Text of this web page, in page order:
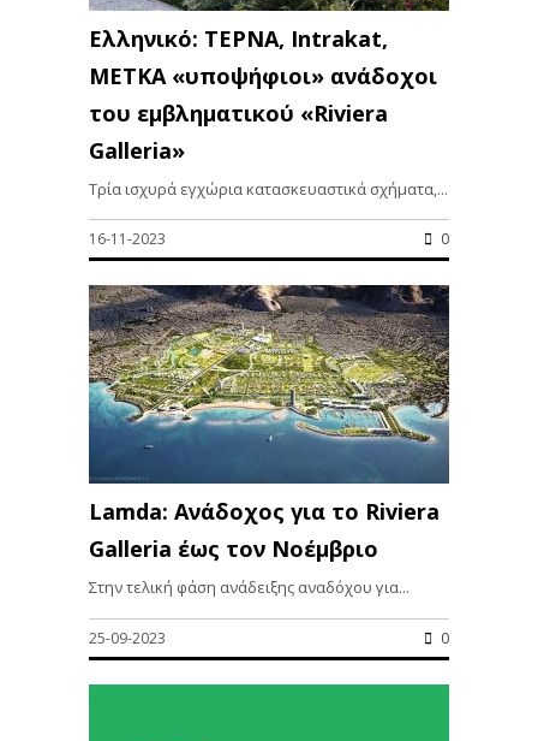
Ελληνικό: ΤΕΡΝΑ, Intrakat,
ΜΕΤΚΑ «υποψήφιοι» ανάδοχοι
του εμβληματικού «Riviera
Galleria»
Τρία ισχυρά εγχώρια κατασκευαστικά σχήματα,...
16-11-2023 0
Lamda: Ανάδοχος για το Riviera
Galleria έως τον Νοέμβριο
Στην τελική φάση ανάδειξης αναδόχου για...
25-09-2023 0